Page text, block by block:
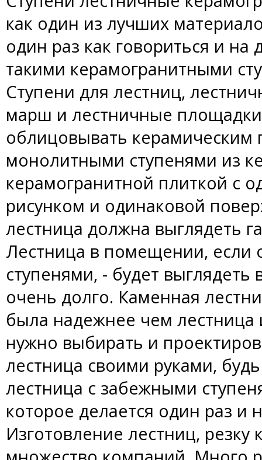
как один из лучших
один раз как говориться и
такими керамогранитными
Ступени для лестниц,
марш и лестничные
облицовывать керамическим
монолитными ступенями из
керамогранитной плиткой с
рисунком и одинаковой
лестница должна выглядеть
Лестница в помещении, если
ступенями, - будет выглядеть
очень долго. Каменная
была надежнее чем
нужно выбирать и
лестница своими руками,
лестница с забежными
которое делается один раз и
Изготовление лестниц,